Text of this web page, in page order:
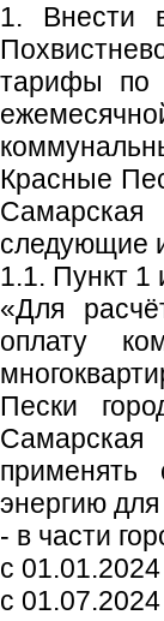
1. Внести в
тарифы по
Красные
Самарская
следующие
1.1. Пункт 1
«Для
оплату
Пески
энергию
- в части
с
с